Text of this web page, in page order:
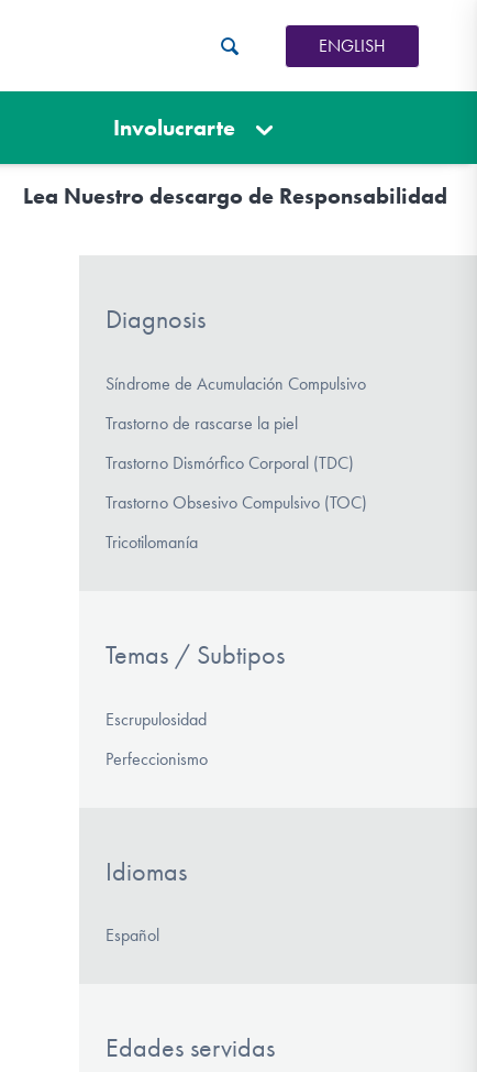
ENGLISH
Involucrarte
Lea Nuestro descargo de Responsabilidad
Diagnosis
Síndrome de Acumulación Compulsivo
Trastorno de rascarse la piel
Trastorno Dismórfico Corporal (TDC)
Trastorno Obsesivo Compulsivo (TOC)
Tricotilomanía
Temas / Subtipos
Escrupulosidad
Perfeccionismo
Idiomas
Español
Edades servidas